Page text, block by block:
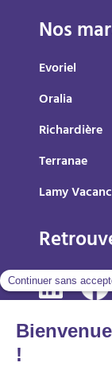
Nos
Evoriel
Oralia
Richardière
Terranae
Lamy